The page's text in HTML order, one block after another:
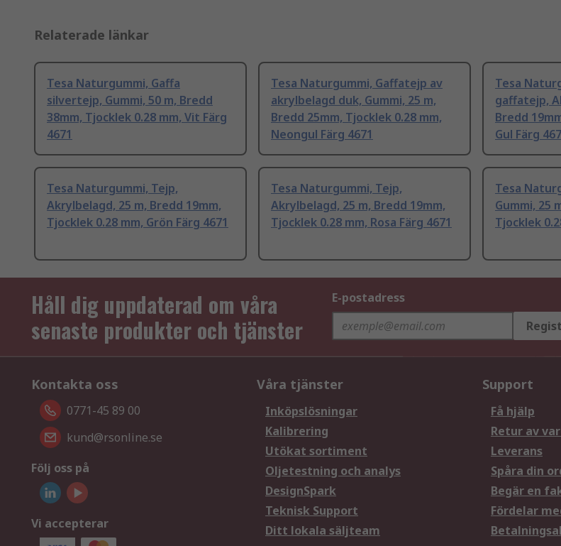
Relaterade länkar
Tesa Naturgummi, Gaffa
silvertejp, Gummi, 50 m, Bredd
38mm, Tjocklek 0.28 mm, Vit Färg
4671
Tesa Naturgummi, Gaffatejp av
akrylbelagd duk, Gummi, 25 m,
Bredd 25mm, Tjocklek 0.28 mm,
Neongul Färg 4671
Tesa
gaffatejp,
Bredd
Gul Färg
Tesa Naturgummi, Tejp,
Akrylbelagd, 25 m, Bredd 19mm,
Tjocklek 0.28 mm, Grön Färg 4671
Tesa Naturgummi, Tejp,
Akrylbelagd, 25 m, Bredd 19mm,
Tjocklek 0.28 mm, Rosa Färg 4671
Tesa
Gummi, 25
Tjocklek
Håll dig uppdaterad om våra
senaste produkter och tjänster
E-postadress
Kontakta oss
0771-45 89 00
kund@rsonline.se
Följ oss på
Vi accepterar
Våra tjänster
Inköpslösningar
Kalibrering
Utökat sortiment
Oljetestning och analys
DesignSpark
Teknisk Support
Ditt lokala säljteam
Support
Få hjälp
Retur av
Leverans
Spåra din
Begär en
Fördelar